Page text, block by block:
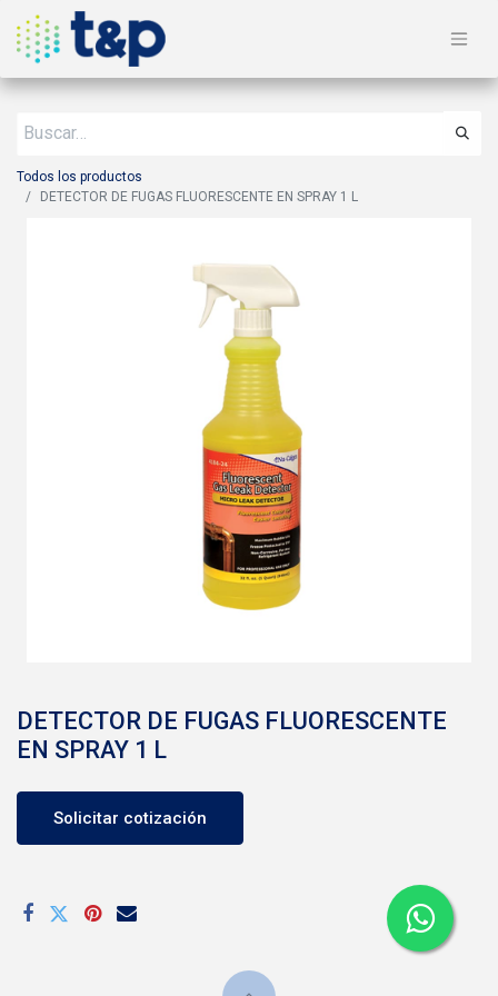
Todos los productos
DETECTOR DE FUGAS FLUORESCENTE EN SPRAY 1 L
DETECTOR DE FUGAS FLUORESCENTE
EN SPRAY 1 L
Solicitar cotización